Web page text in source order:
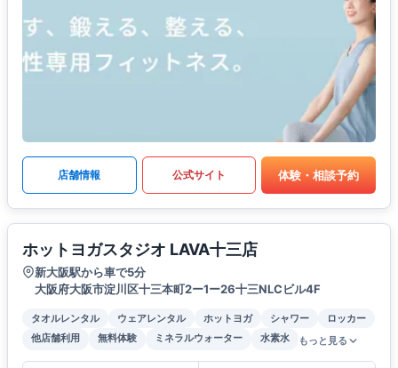
店舗情報 公式サイト 体験・相談予約
ホットヨガスタジオ LAVA十三店
新大阪駅から車で5分
大阪府大阪市淀川区十三本町2ー1ー26十三NLCビル4F
タオルレンタル ウェアレンタル ホットヨガ シャワー
ロッカー
他店舗利用
無料体験 ミネラルウォーター 水素水 もっと見る